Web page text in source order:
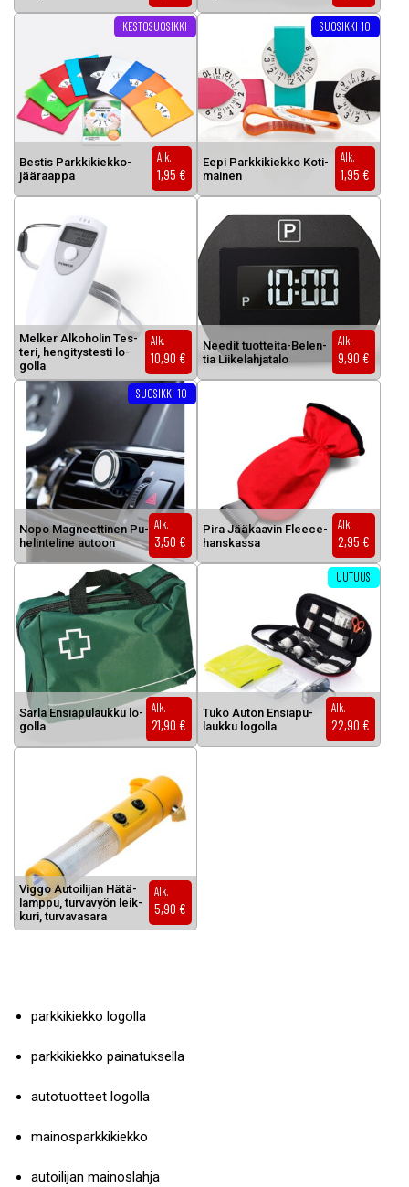
Bes­tis Park­ki­kiek­ko-
jää­raap­pa
Alk.
1,95 €
KESTOSUOSIKKI
Tällä tuotteella on useampi muunnelma. Voit tehdä valinnat
Ee­pi Park­ki­kiek­ko Ko­ti­
mai­nen
Alk.
1,95 €
SUOSIKKI 10
Tällä tuotteella on useampi
Mel­ker Al­ko­ho­lin Tes­
te­ri, hen­gi­tys­tes­ti lo­
gol­la
Alk.
10,90 €
Nee­dit tuot­tei­ta-Be­len­
tia Lii­ke­lah­ja­ta­lo
Alk.
9,90 €
No­po Mag­neet­ti­nen Pu­
he­lin­te­li­ne au­toon
Alk.
3,50 €
SUOSIKKI 10
Pi­ra Jää­kaa­vin Flee­ce­
hans­kas­sa
Alk.
2,95 €
Sar­la En­sia­pu­lauk­ku lo­
gol­la
Alk.
21,90 €
Tu­ko Au­ton En­sia­pu­
lauk­ku lo­gol­la
Alk.
22,90 €
UUTUUS
Vig­go Au­toi­li­jan Hä­tä­
lamp­pu, tur­va­vyön leik­
ku­ri, tur­va­va­sa­ra
Alk.
5,90 €
parkkikiekko logolla
parkkikiekko painatuksella
autotuotteet logolla
mainosparkkikiekko
autoilijan mainoslahja